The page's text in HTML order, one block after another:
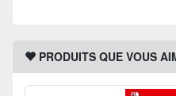
PRODUITS QUE VOUS